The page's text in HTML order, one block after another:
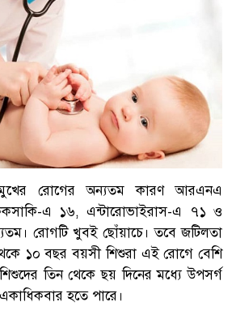
রোগের অন্যতম কারণ আরএনএ
এ ১৬, এন্টারোভাইরাস-এ ৭১ ও
রোগটি খুবই ছোঁয়াচে। তবে জটিলতা
১০ বছর বয়সী শিশুরা এই রোগে বেশি
তিন থেকে ছয় দিনের মধ্যে উপসর্গ
হতে পারে।